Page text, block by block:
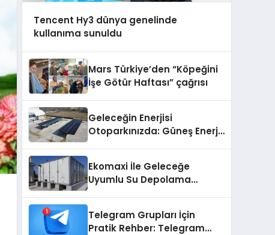
Tencent Hy3 dünya genelinde
kullanıma sunuldu
Mars Türkiye’den “Köpeğini
İşe Götür Haftası” çağrısı
Geleceğin Enerjisi
Otoparkınızda: Güneş Enerjili
Ekomaxi İle Geleceğe
Uyumlu Su Depolama
Telegram Grupları İçin
Pratik Rehber: Telegram